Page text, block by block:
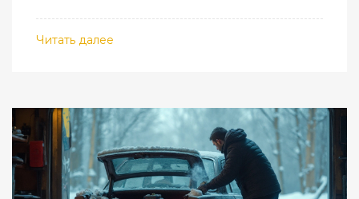
Читать далее